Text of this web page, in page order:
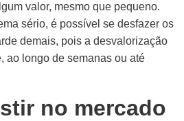
valor, mesmo que pequeno.
sério, é possível se desfazer os
demais, pois a desvalorização
ao longo de semanas ou até
no mercado